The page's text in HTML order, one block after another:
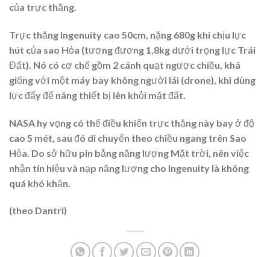
của trực thăng.
Trực thăng Ingenuity cao 50cm, nặng 680g khi chịu lực
hút của sao Hỏa (tương đương 1,8kg dưới trọng lực Trái
Đất). Nó có cơ chế gồm 2 cánh quạt ngược chiều, khá
giống với một máy bay không người lái (drone), khi dùng
lực đẩy để nâng thiết bị lên khỏi mặt đất.
NASA hy vọng có thể điều khiển trực thăng này bay ở độ
cao 5 mét, sau đó di chuyển theo chiều ngang trên Sao
Hỏa. Do sở hữu pin bằng năng lượng Mặt trời, nên việc
nhận tín hiệu và nạp năng lượng cho Ingenuity là không
quá khó khăn.
(theo Dantri)